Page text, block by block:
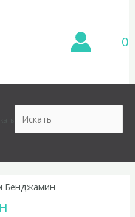
0
Бенджамин